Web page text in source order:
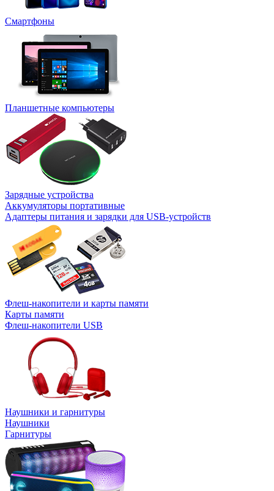
Смартфоны
Планшетные компьютеры
Зарядные устройства
Аккумуляторы портативные
Адаптеры питания и зарядки для USB-устройств
Флеш-накопители и карты памяти
Карты памяти
Флеш-накопители USB
Наушники и гарнитуры
Наушники
Гарнитуры